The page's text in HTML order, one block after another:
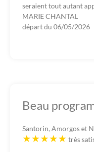
seraient tout autant
MARIE CHANTAL
départ du 06/05/2026
Beau
Santorin, Amorgos et
très